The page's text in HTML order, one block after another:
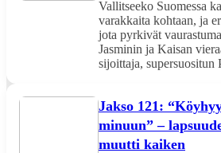
Vallitseeko Suomessa
varakkaita kohtaan, ja
jota pyrkivät
Jasminin ja Kaisan
sijoittaja, supersuositun
Jakso 121:
minuun” –
muutti kaiken